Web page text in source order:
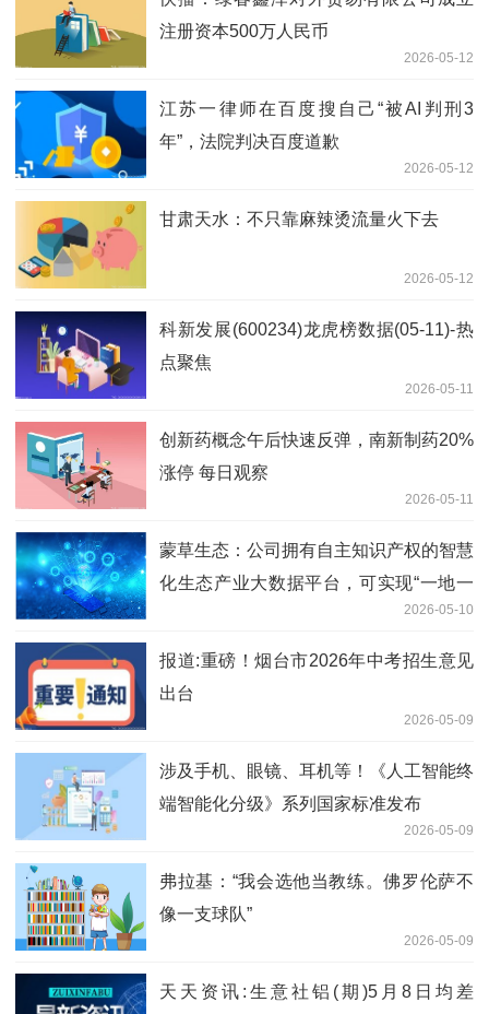
注册资本500万人民币
2026-05-12
江苏一律师在百度搜自己“被AI判刑3
年”，法院判决百度道歉
2026-05-12
甘肃天水：不只靠麻辣烫流量火下去
2026-05-12
科新发展(600234)龙虎榜数据(05-11)-热
点聚焦
2026-05-11
创新药概念午后快速反弹，南新制药20%
涨停 每日观察
2026-05-11
蒙草生态：公司拥有自主知识产权的智慧
化生态产业大数据平台，可实现“一地一
2026-05-10
报道:重磅！烟台市2026年中考招生意见
出台
2026-05-09
涉及手机、眼镜、耳机等！《人工智能终
端智能化分级》系列国家标准发布
2026-05-09
弗拉基：“我会选他当教练。佛罗伦萨不
像一支球队”
2026-05-09
天天资讯:生意社铝(期)5月8日均差